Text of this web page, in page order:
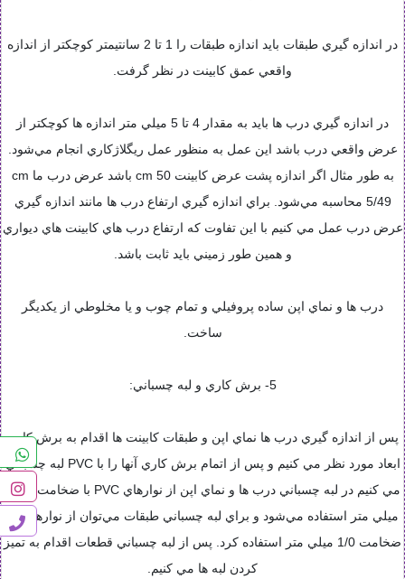
در اندازه گيري طبقات بايد اندازه طبقات را 1 تا 2 سانتيمتر کوچکتر از اندازه
واقعي عمق کابينت در نظر گرفت.
در اندازه گيري درب ها بايد به مقدار 4 تا 5 ميلي متر اندازه ها کوچکتر از
عرض واقعي درب باشد اين عمل به منظور عمل ريگلاژکاري انجام مي‌شود.
به طور مثال اگر اندازه پشت عرض کابينت cm 50 باشد عرض درب ما cm
5/49 محاسبه مي‌شود. براي اندازه گيري ارتفاع درب ها مانند اندازه گيري
عرض درب عمل مي کنيم با اين تفاوت که ارتفاع درب هاي کابينت هاي ديواري
و همين طور زميني بايد ثابت باشد.
درب ها و نماي اپن ساده پروفيلي و تمام چوب و يا مخلوطي از يکديگر
ساخت.
5- برش کاري و لبه چسباني:
پس از اندازه گيري درب ها نماي اپن و طبقات کابينت ها اقدام به برش کاري
ابعاد مورد نظر مي کنيم و پس از اتمام برش کاري آنها را با PVC لبه چسباني
مي کنيم در لبه چسباني درب ها و نماي اپن از نوارهاي PVC با ضخامت 1 تا 2
ميلي متر استفاده مي‌شود و براي لبه چسباني طبقات مي‌توان از نوارهايي با
ضخامت 1/0 ميلي متر استفاده کرد. پس از لبه چسباني قطعات اقدام به تميز
کردن لبه ها مي کنيم.